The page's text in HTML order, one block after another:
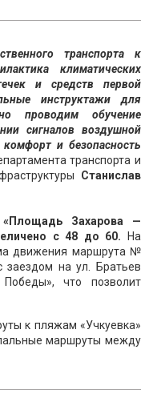
транспорта к
климатических
и средств первой
инструктажи для
проводим обучение
сигналов воздушной
и безопасность
транспорта и
Станислав
Захарова —
с 48 до 60. На
движения маршрута №
на ул. Братьев
что позволит
к пляжам «Учкуевка»
маршруты между